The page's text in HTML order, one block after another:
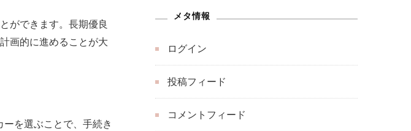
ができます。長期優良
画的に進めることが大
を選ぶことで、手続き
メタ情報
ログイン
投稿フィード
コメントフィード